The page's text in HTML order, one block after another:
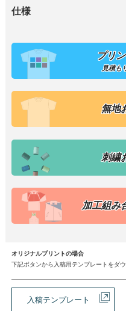
仕様
プリ
見積も
無地
刺繍
加工組み
オリジナルプリントの場合
下記ボタンから入稿用テンプレートをダ
入稿テンプレート